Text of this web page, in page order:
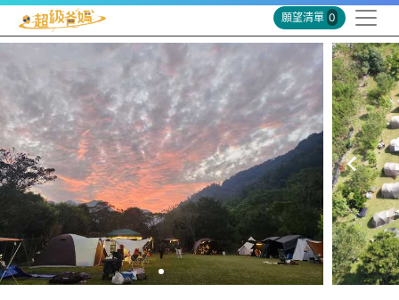
願望清單 0